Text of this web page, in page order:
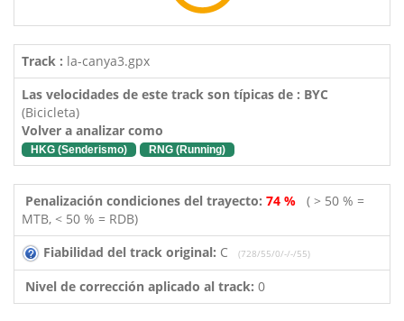
Track : la-canya3.gpx
Las velocidades de este track son típicas de : BYC
(Bicicleta)
Volver a analizar como
HKG (Senderismo) RNG (Running)
Penalización condiciones del trayecto: 74 % ( > 50 % =
MTB, < 50 % = RDB)
Fiabilidad del track original: C (728/55/0/-/-/55)
Nivel de corrección aplicado al track: 0